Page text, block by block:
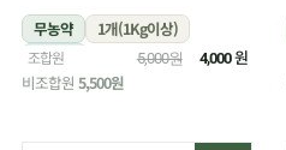
무농약
1개(1Kg이상)
냉장
조합원 5,000원 4,000원
비조합원 5,500원